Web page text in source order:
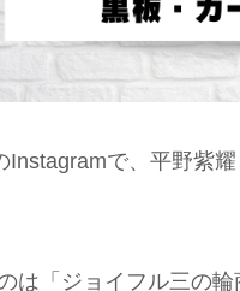
Instagramで、平野紫
は「ジョイフル三の